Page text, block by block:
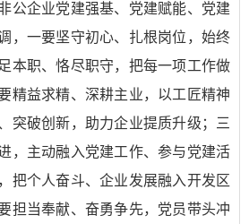
公企业党建强基、党建赋能、党建
，一要坚守初心、扎根岗位，始终
本职、恪尽职守，把每一项工作做
精益求精、深耕主业，以工匠精神
突破创新，助力企业提质升级；三
，主动融入党建工作、参与党建活
把个人奋斗、企业发展融入开发区
担当奉献、奋勇争先，党员带头冲